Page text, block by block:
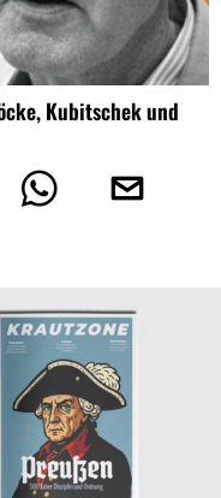
Kubitschek und